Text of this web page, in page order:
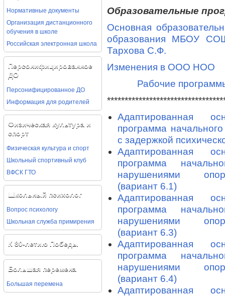
Нормативные документы
Организация дистанционного
обучения в школе
Российская электронная школа
Персонифицированное
ДО
Персонифицированное ДО
Информация для родителей
Физическая культура и
спорт
Физическая культура и спорт
Школьный спортивный клуб
ВФСК ГТО
Школьный психолог
Вопрос психологу
Школьная служба примирения
К 80-летию Победы
Большая перемена
Большая перемена
Образовательные
Основная
образования МБОУ
Тархова С.Ф.
Изменения в ООО НОО
Рабочие
Адаптированная
программа
с задержкой
Адаптированная
программа
нарушениями
(вариант 6.1)
Адаптированная
программа
нарушениями
(вариант 6.3)
Адаптированная
программа
нарушениями
(вариант 6.4)
Адаптированная